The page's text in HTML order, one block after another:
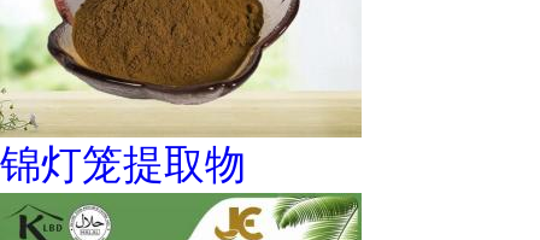
锦灯笼提取物